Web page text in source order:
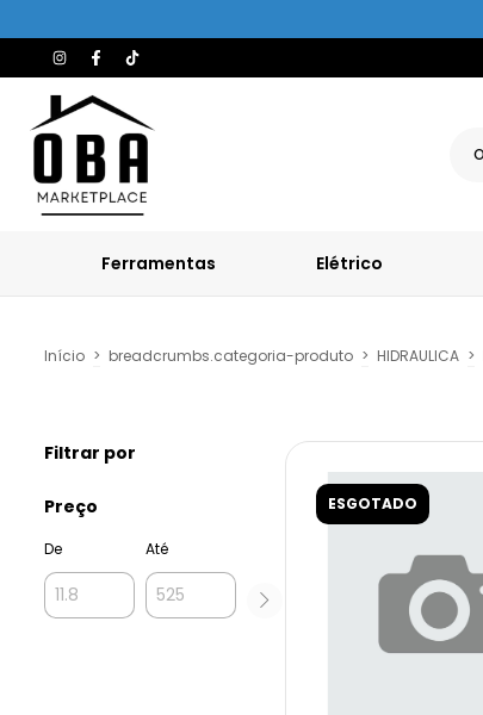
Ferramentas Elétrico
Início > breadcrumbs.categoria-produto > HIDRAULICA >
Filtrar por
Preço
De Até
ESGOTADO